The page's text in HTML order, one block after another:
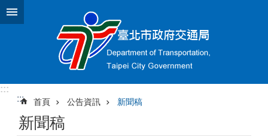
跳到主要內容區塊
:::
:::
首頁 公告資訊 新聞稿
新聞稿